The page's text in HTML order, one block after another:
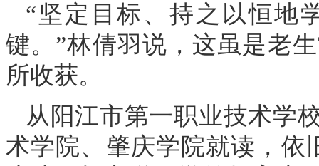
“坚定目标、持之以恒地
键。”林倩羽说，这虽是老
所收获。
从阳江市第一职业技术学
术学院、肇庆学院就读，依